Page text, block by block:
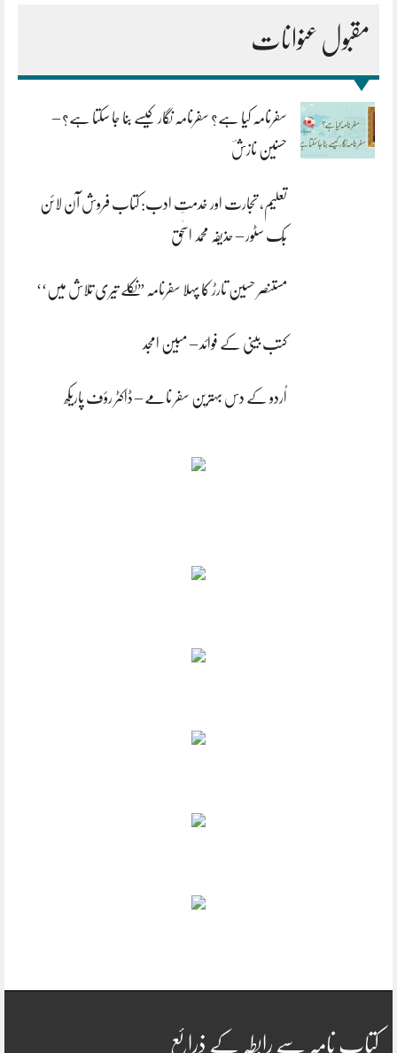
مقبول عنوانات
سفرنامہ کیا ہے؟ سفرنامہ نگار کیسے بنا جا سکتا ہے؟ –
حسنین نازشؔ
تعلیم، تجارت اور خدمتِ ادب: کتاب فروش آن لائن
بُک سٹور – حذیفہ محمد اسحٰق
مستنصر حسین تارڑ کا پہلا سفرنامہ ”نکلے تیری تلاش میں‘‘
کتب بینی کے فوائد – مبین امجد
اُردو کے دس بہترین سفر نامے – ڈاکٹر رؤف پاریکھ
کتاب نامہ سے رابطہ کے ذرائع